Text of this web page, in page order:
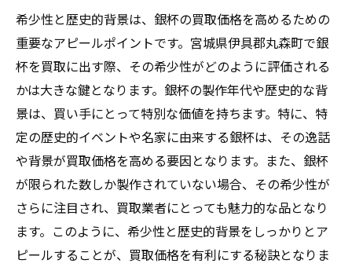
希少性と歴史的背景は、銀杯の買取価格を高めるための
重要なアピールポイントです。宮城県伊具郡丸森町で銀
杯を買取に出す際、その希少性がどのように評価される
かは大きな鍵となります。銀杯の製作年代や歴史的な背
景は、買い手にとって特別な価値を持ちます。特に、特
定の歴史的イベントや名家に由来する銀杯は、その逸話
や背景が買取価格を高める要因となります。また、銀杯
が限られた数しか製作されていない場合、その希少性が
さらに注目され、買取業者にとっても魅力的な品となり
ます。このように、希少性と歴史的背景をしっかりとア
ピールすることが、買取価格を有利にする秘訣となりま